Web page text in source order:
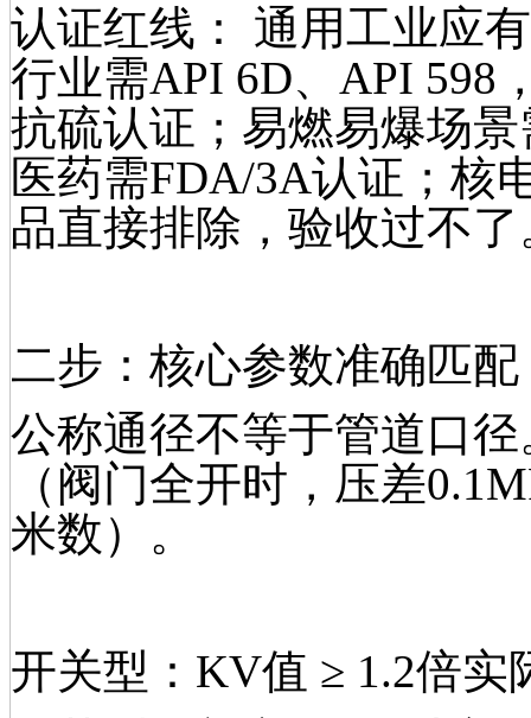
认证红线： 通用工业应
行业需API 6D、API 598
抗硫认证；易燃易爆场
医药需FDA/3A认证；核
品直接排除，验收过不了
二步：核心参数准确匹
公称通径不等于管道口
（阀门全开时，压差
米数）。
开关型：KV值 ≥ 1.2倍